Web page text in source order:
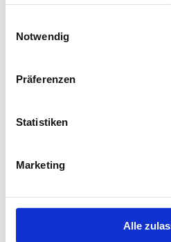
Notwendig
Präferenzen
Statistiken
Marketing
Alle
loadingjobninja.com